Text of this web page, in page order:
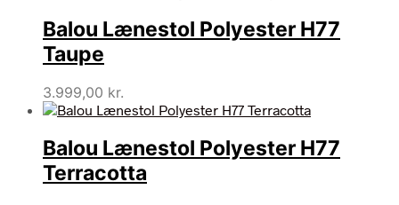
Balou Lænestol Polyester H77
Taupe
3.999,00 kr.
Balou Lænestol Polyester H77
Terracotta